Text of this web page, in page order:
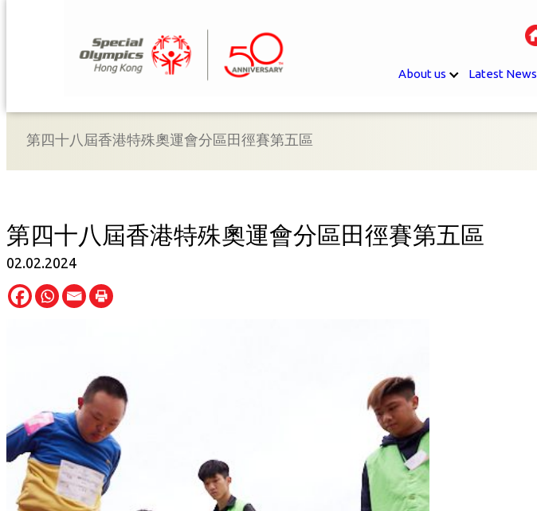
About us Latest News
第四十八屆香港特殊奧運會分區田徑賽第五區
第四十八屆香港特殊奧運會分區田徑賽第五區
02.02.2024